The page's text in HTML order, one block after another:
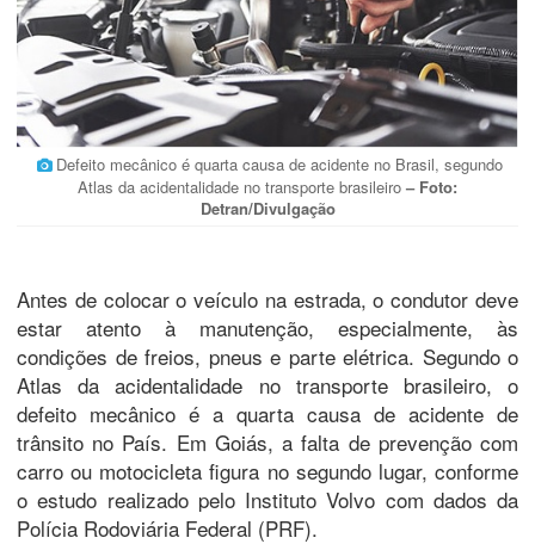
Defeito mecânico é quarta causa de acidente no Brasil, segundo
Atlas da acidentalidade no transporte brasileiro – Foto:
Detran/Divulgação
Antes de colocar o veículo na estrada, o condutor deve
estar atento à manutenção, especialmente, às
condições de freios, pneus e parte elétrica. Segundo o
Atlas da acidentalidade no transporte brasileiro, o
defeito mecânico é a quarta causa de acidente de
trânsito no País. Em Goiás, a falta de prevenção com
carro ou motocicleta figura no segundo lugar, conforme
o estudo realizado pelo Instituto Volvo com dados da
Polícia Rodoviária Federal (PRF).